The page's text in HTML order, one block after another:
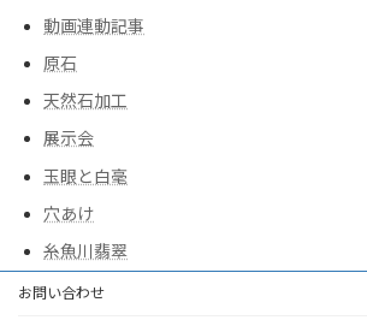
動画連動記事
原石
天然石加工
展示会
玉眼と白毫
穴あけ
糸魚川翡翠
お問い合わせ